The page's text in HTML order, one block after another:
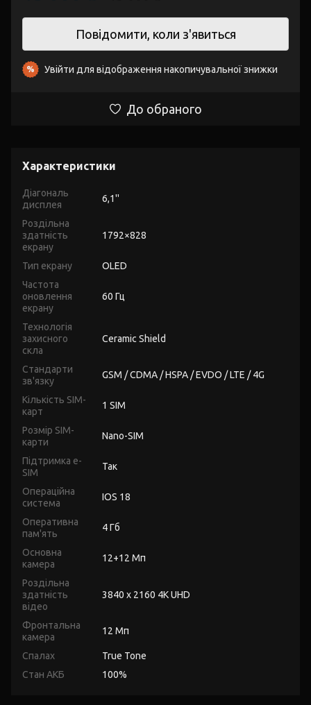
Повідомити, коли з'явиться
% Увійти для відображення накопичувальної знижки
До обраного
Характеристики
Діагональ
дисплея
6,1''
Роздільна
здатність
екрану
1792×828
Тип екрану
OLED
Частота
оновлення
екрану
60 Гц
Технологія
захисного
скла
Ceramic Shield
Стандарти
зв'язку
GSM / CDMA / HSPA / EVDO / LTE / 4G
Кількість SIM-
карт
1 SIM
Розмір SIM-
карти
Nano-SIM
Підтримка e-
SIM
Так
Операційна
система
IOS 18
Оперативна
пам'ять
4 Гб
Основна
камера
12+12 Мп
Роздільна
здатність
відео
3840 x 2160 4K UHD
Фронтальна
камера
12 Мп
Спалах
True Tone
Стан АКБ
100%